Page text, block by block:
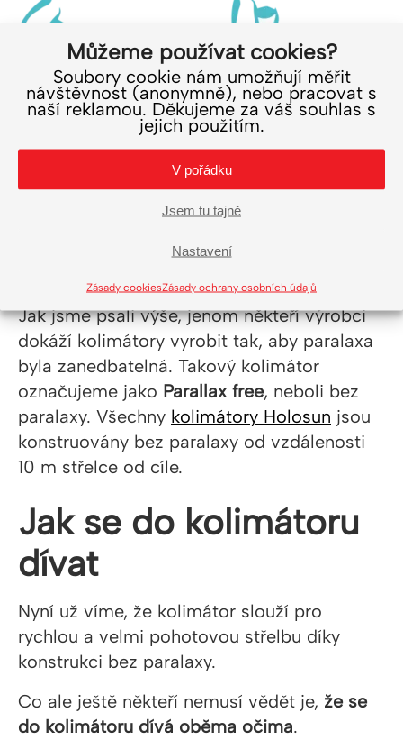
Můžeme používat cookies?
Soubory cookie nám umožňují měřit
návštěvnost (anonymně), nebo pracovat s
naší reklamou. Děkujeme za váš souhlas s
jejich použitím.
V pořádku
Jsem tu tajně
Nastavení
Zásady cookiesZásady ochrany osobních údajů
Na Obr. 2má střelec dostatek času, aby
mohl cíl v klidu zaměřit a zasáhnout jej.
Vysvětlení jevu paralaxy je poměrně
obsáhlé a vědecké. Proto jsme vše velmi
se týká hlavně
puškohledů se zvětšením. Nicméně
Jak jsme psali výše, jenom někteří výrobci
dokáží kolimátory vyrobit tak, aby paralaxa
byla zanedbatelná. Takový kolimátor
označujeme jako Parallax free, neboli bez
paralaxy. Všechny kolimátory Holosun jsou
konstruovány bez paralaxy od vzdálenosti
10 m střelce od cíle.
Jak se do kolimátoru
dívat
Nyní už víme, že kolimátor slouží pro
rychlou a velmi pohotovou střelbu díky
konstrukci bez paralaxy.
Co ale ještě někteří nemusí vědět je, že se
do kolimátoru dívá oběma očima.